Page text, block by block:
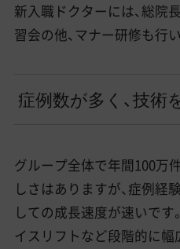
新入職ドクターには、総院
習会の他、マナー研修も行い
症例数が多く、技術
グループ全体で年間100万
しさはありますが、症例経
しての成長速度が速いです
イスリフトなど段階的に